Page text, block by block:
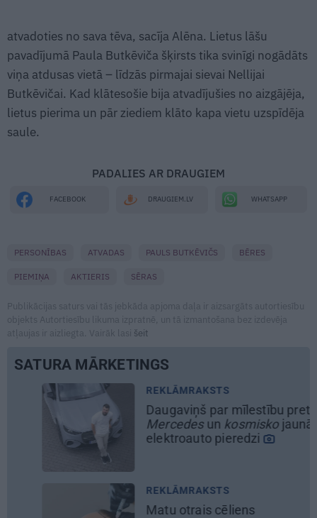
atvadoties no sava tēva, sacīja Alēna. Lietus lāšu
pavadījumā Paula Butkēviča šķirsts tika svinīgi nogādāts
viņa atdusas vietā – līdzās pirmajai sievai Nellijai
Butkēvičai. Kad klātesošie bija atvadījušies no aizgājēja,
lietus pierima un pār ziediem klāto kapa vietu uzspīdēja
saule.
PADALIES AR DRAUGIEM
FACEBOOK DRAUGIEM.LV WHATSAPP
PERSONĪBAS ATVADAS PAULS BUTKĒVIČS BĒRES
PIEMIŅA AKTIERIS SĒRAS
Publikācijas saturs vai tās jebkāda apjoma daļa ir aizsargāts autortiesību
objekts Autortiesību likuma izpratnē, un tā izmantošana bez izdevēja
atļaujas ir aizliegta. Vairāk lasi šeit
SATURA MĀRKETINGS
REKLĀMRAKSTS
Daugaviņš par mīlestību pret
Mercedesun kosmiskojaunā
elektroauto pieredzi
REKLĀMRAKSTS
Matu otrais cēliens